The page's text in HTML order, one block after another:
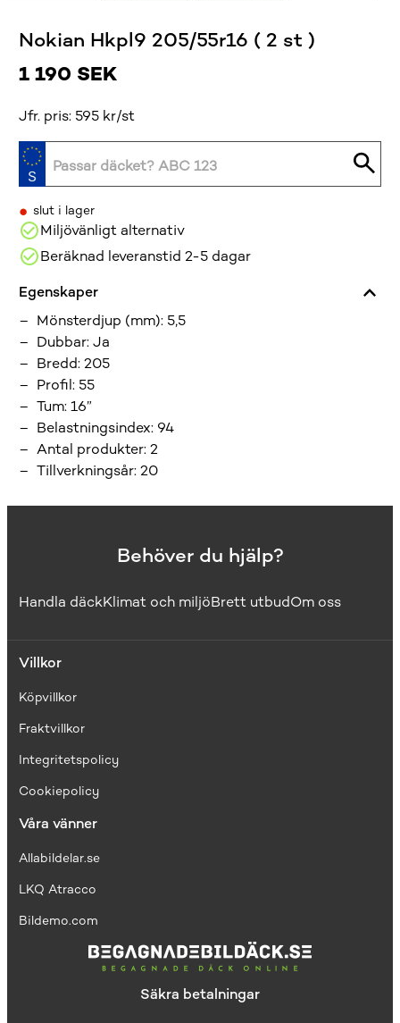
Nokian Hkpl9 205/55r16 ( 2 st )
1 190 SEK
Jfr. pris: 595 kr/st
• slut i lager
Miljövänligt alternativ
Beräknad leveranstid 2-5 dagar
Egenskaper
Mönsterdjup (mm): 5,5
Dubbar:Ja
Bredd:205
Profil: 55
Tum:16”
Belastningsindex: 94
Antal produkter:2
Tillverkningsår:20
Behöver du hjälp?
Handla däckKlimat och miljöBrett utbudOm oss
Villkor
Köpvillkor
Fraktvillkor
Integritetspolicy
Cookiepolicy
Våra vänner
Allabildelar.se
LKQ Atracco
Bildemo.com
Säkra betalningar